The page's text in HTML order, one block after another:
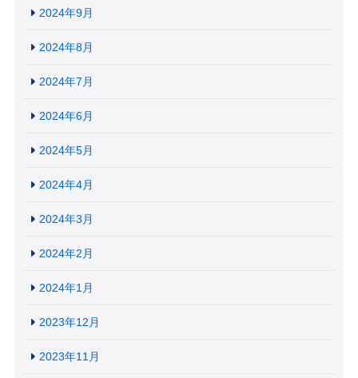
2024年9月
2024年8月
2024年7月
2024年6月
2024年5月
2024年4月
2024年3月
2024年2月
2024年1月
2023年12月
2023年11月